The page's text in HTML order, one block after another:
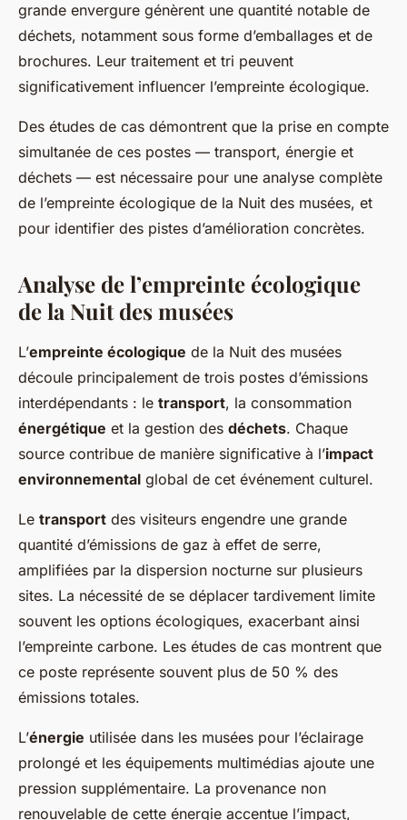
grande envergure génèrent une quantité notable de
déchets, notamment sous forme d’emballages et de
brochures. Leur traitement et tri peuvent
significativement influencer l’empreinte écologique.
Des études de cas démontrent que la prise en compte
simultanée de ces postes — transport, énergie et
déchets — est nécessaire pour une analyse complète
de l’empreinte écologique de la Nuit des musées, et
pour identifier des pistes d’amélioration concrètes.
Analyse de l’empreinte écologique
de la Nuit des musées
L’empreinte écologique de la Nuit des musées
découle principalement de trois postes d’émissions
interdépendants : le transport, la consommation
énergétique et la gestion des déchets. Chaque
source contribue de manière significative à l’impact
environnemental global de cet événement culturel.
Le transport des visiteurs engendre une grande
quantité d’émissions de gaz à effet de serre,
amplifiées par la dispersion nocturne sur plusieurs
sites. La nécessité de se déplacer tardivement limite
souvent les options écologiques, exacerbant ainsi
l’empreinte carbone. Les études de cas montrent que
ce poste représente souvent plus de 50 % des
émissions totales.
L’énergie utilisée dans les musées pour l’éclairage
prolongé et les équipements multimédias ajoute une
pression supplémentaire. La provenance non
renouvelable de cette énergie accentue l’impact,